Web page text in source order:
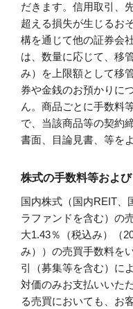
だきます。信用取引、
超える損失が生じるお
構を通じて他の証券会
は、数量に応じて、移
み）を上限額として移
券や金銭のお預かりに
ん。商品ごとに手数料
で、当該商品等の契約
書面、目論見書、等を
株式の手数料等およ
国内株式（国内REIT、
ラファンドを含む）の
大1.43％（税込み）（
み））の売買手数料を
引（募集等を含む）に
対価のみお支払いいた
る売買においても、お